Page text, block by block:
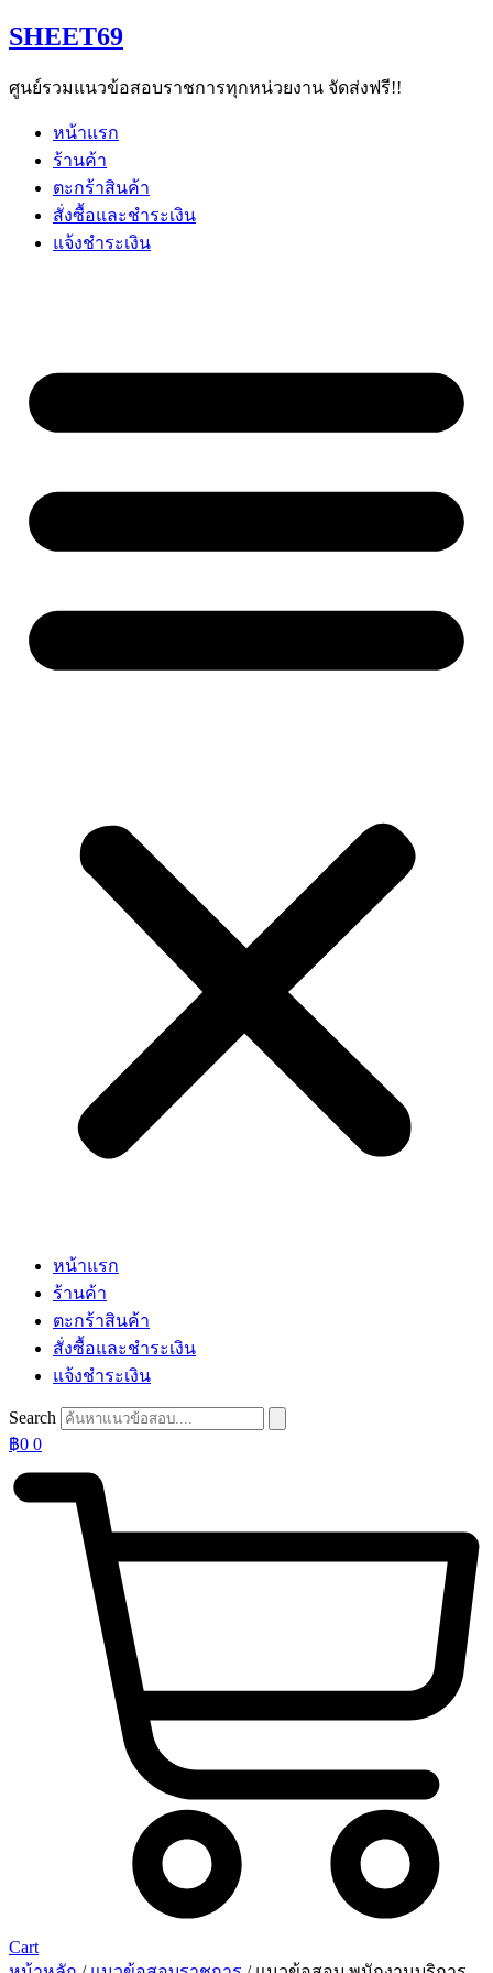
Skip
to
SHEET69
ศูนย์รวมแนวข้อสอบราชการทุกหน่วยงาน จัดส่งฟรี!!
หน้าแรก
ร้านค้า
ตะกร้าสินค้า
สั่งซื้อและชำระเงิน
แจ้งชำระเงิน
หน้าแรก
ร้านค้า
ตะกร้าสินค้า
สั่งซื้อและชำระเงิน
แจ้งชำระเงิน
Search
฿0 0
Cart